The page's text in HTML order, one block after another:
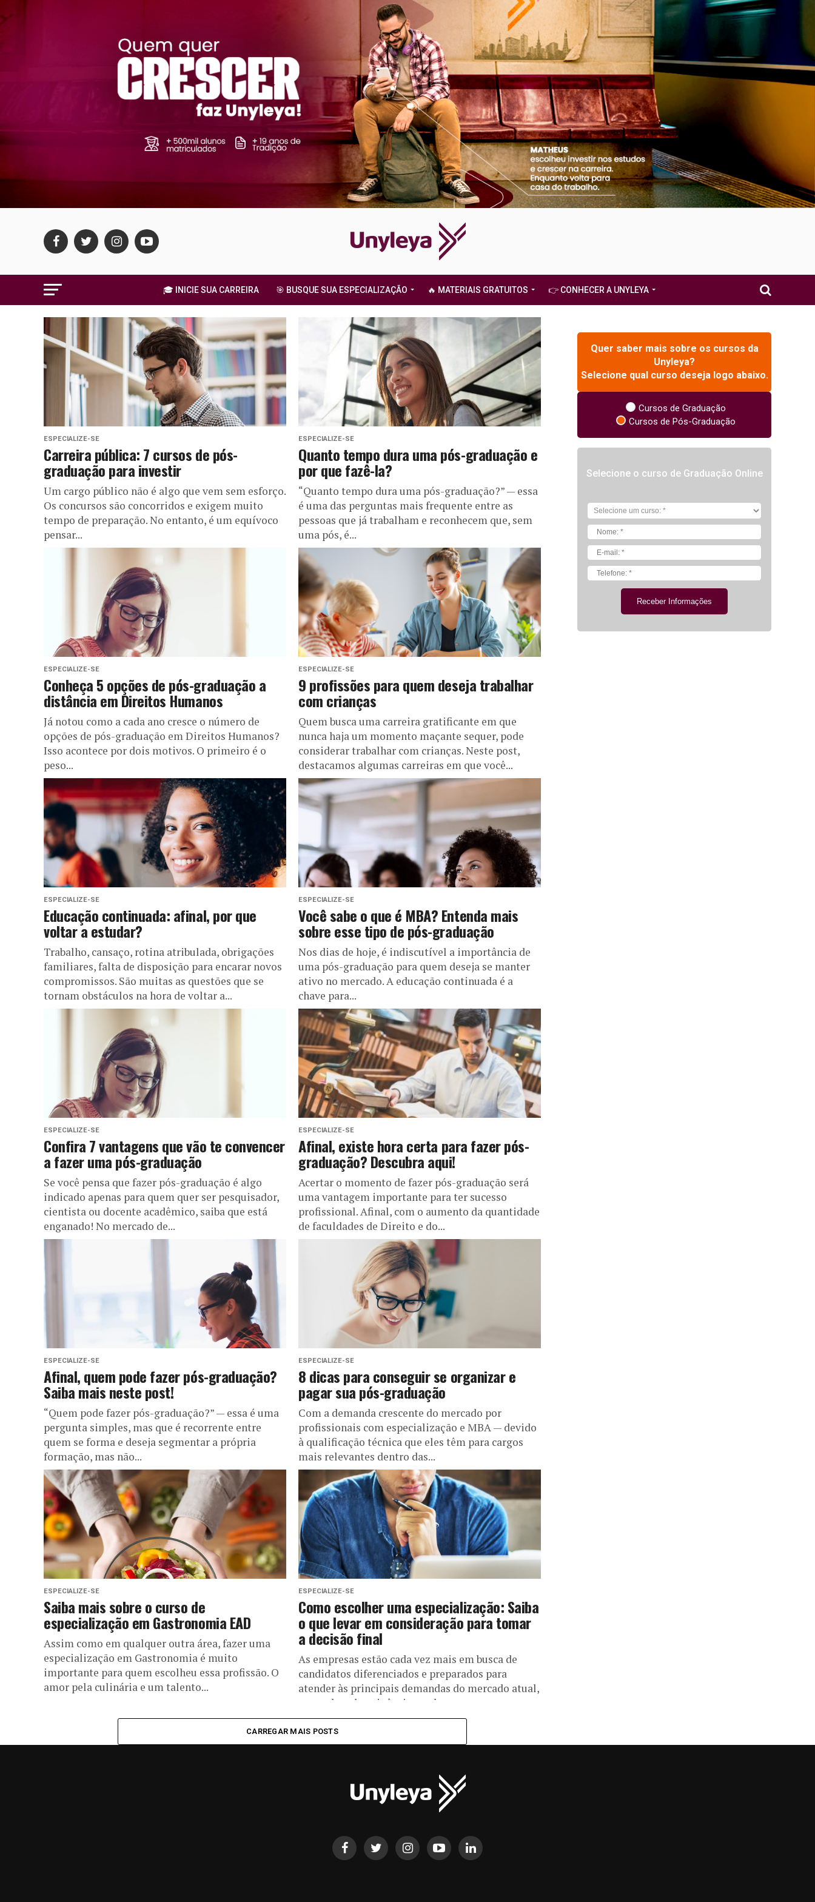
🎓 INICIE SUA CARREIRA 🎯 BUSQUE SUA ESPECIALIZAÇÃO 🔥 MATERIAIS GRATUITOS 👉 CONHECER A UNYLEYA
ESPECIALIZE-SE
Carreira pública: 7 cursos de pós-
graduação para investir
Um cargo público não é algo que vem sem esforço.
Os concursos são concorridos e exigem muito
tempo de preparação. No entanto, é um equívoco
pensar...
ESPECIALIZE-SE
Quanto tempo dura uma pós-graduação e
por que fazê-la?
“Quanto tempo dura uma pós-graduação?” — essa
é uma das perguntas mais frequente entre as
pessoas que já trabalham e reconhecem que, sem
uma pós, é...
ESPECIALIZE-SE
Conheça 5 opções de pós-graduação a
distância em Direitos Humanos
Já notou como a cada ano cresce o número de
opções de pós-graduação em Direitos Humanos?
Isso acontece por dois motivos. O primeiro é o
peso...
ESPECIALIZE-SE
9 profissões para quem deseja trabalhar
com crianças
Quem busca uma carreira gratificante em que
nunca haja um momento maçante sequer, pode
considerar trabalhar com crianças. Neste post,
destacamos algumas carreiras em que você...
ESPECIALIZE-SE
Educação continuada: afinal, por que
voltar a estudar?
Trabalho, cansaço, rotina atribulada, obrigações
familiares, falta de disposição para encarar novos
compromissos. São muitas as questões que se
tornam obstáculos na hora de voltar a...
ESPECIALIZE-SE
Você sabe o que é MBA? Entenda mais
sobre esse tipo de pós-graduação
Nos dias de hoje, é indiscutível a importância de
uma pós-graduação para quem deseja se manter
ativo no mercado. A educação continuada é a
chave para...
ESPECIALIZE-SE
Confira 7 vantagens que vão te convencer
a fazer uma pós-graduação
Se você pensa que fazer pós-graduação é algo
indicado apenas para quem quer ser pesquisador,
cientista ou docente acadêmico, saiba que está
enganado! No mercado de...
ESPECIALIZE-SE
Afinal, existe hora certa para fazer pós-
graduação? Descubra aqui!
Acertar o momento de fazer pós-graduação será
uma vantagem importante para ter sucesso
profissional. Afinal, com o aumento da quantidade
de faculdades de Direito e do...
ESPECIALIZE-SE
Afinal, quem pode fazer pós-graduação?
Saiba mais neste post!
“Quem pode fazer pós-graduação?” — essa é uma
pergunta simples, mas que é recorrente entre
quem se forma e deseja segmentar a própria
formação, mas não...
ESPECIALIZE-SE
8 dicas para conseguir se organizar e
pagar sua pós-graduação
Com a demanda crescente do mercado por
profissionais com especialização e MBA — devido
à qualificação técnica que eles têm para cargos
mais relevantes dentro das...
ESPECIALIZE-SE
Saiba mais sobre o curso de
especialização em Gastronomia EAD
Assim como em qualquer outra área, fazer uma
especialização em Gastronomia é muito
importante para quem escolheu essa profissão. O
amor pela culinária e um talento...
ESPECIALIZE-SE
Como escolher uma especialização: Saiba
o que levar em consideração para tomar
a decisão final
As empresas estão cada vez mais em busca de
candidatos diferenciados e preparados para
atender às principais demandas do mercado atual,
marcado pela exigência e pelos...
CARREGAR MAIS POSTS
Quer saber mais sobre os cursos da
Unyleya?
Selecione qual curso deseja logo abaixo.
Cursos de Graduação
Cursos de Pós-Graduação
Selecione o curso de Graduação Online
Receber Informações